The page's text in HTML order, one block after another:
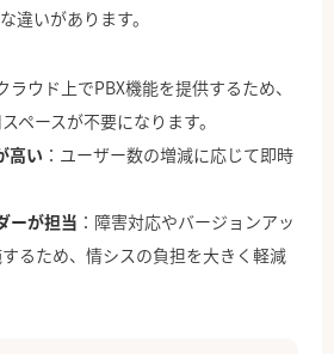
違いがあります。
ラウド上でPBX機能を提供するため、
ペースが不要になります。
高い ：ユーザー数の増減に応じて即時
ーが担当 ：障害対応やバージョンアッ
るため、情シスの負担を大きく軽減